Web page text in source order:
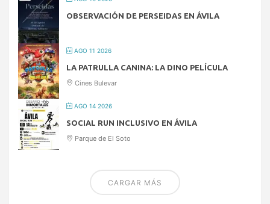
OBSERVACIÓN DE PERSEIDAS EN ÁVILA
AGO 11 2026
LA PATRULLA CANINA: LA DINO PELÍCULA
Cines Bulevar
AGO 14 2026
SOCIAL RUN INCLUSIVO EN ÁVILA
Parque de El Soto
CARGAR MÁS